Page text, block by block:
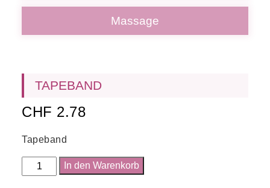
Massage
TAPEBAND
CHF 2.78
Tapeband
Tapeband
Menge
In den Warenkorb